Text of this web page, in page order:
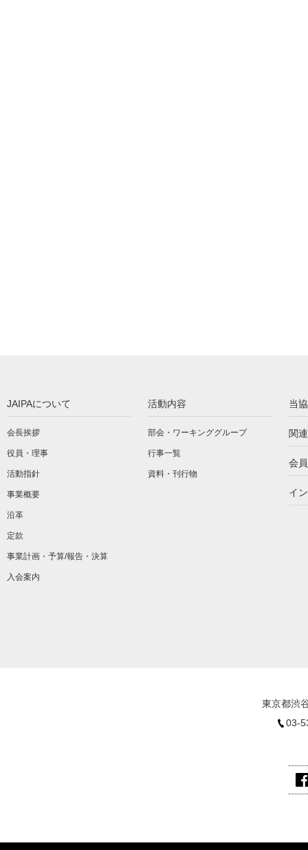
JAIPAについて
会長挨拶
役員・理事
活動指針
事業概要
沿革
定款
事業計画・予算/報告・決算
入会案内
活動内容
部会・ワーキンググループ
行事一覧
資料・刊行物
当
関
会
イ
東京都渋
03-